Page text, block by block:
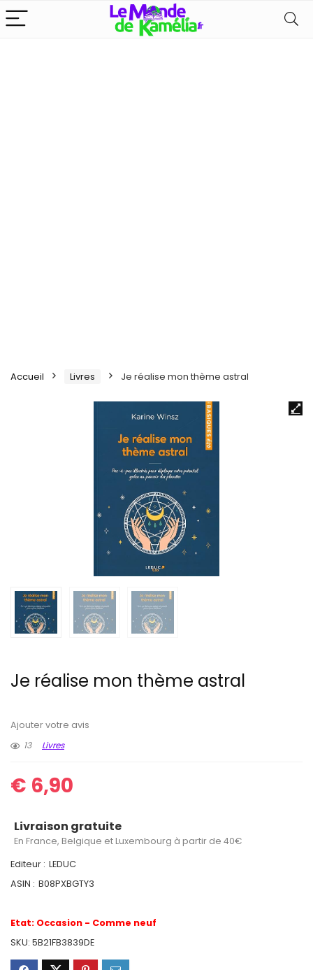
Accueil Livres Je réalise mon thème astral
Je réalise mon thème astral
Ajouter votre avis
13
Livres
€ 6,90
Livraison gratuite
En France, Belgique et Luxembourg à partir de 40€
Editeur : LEDUC
ASIN : B08PXBGTY3
Etat: Occasion - Comme neuf
SKU: 5B21FB3839DE